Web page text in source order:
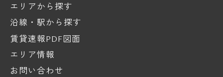
エリアから探す
沿線・駅から探す
賃貸速報PDF図面
エリア情報
お問い合わせ